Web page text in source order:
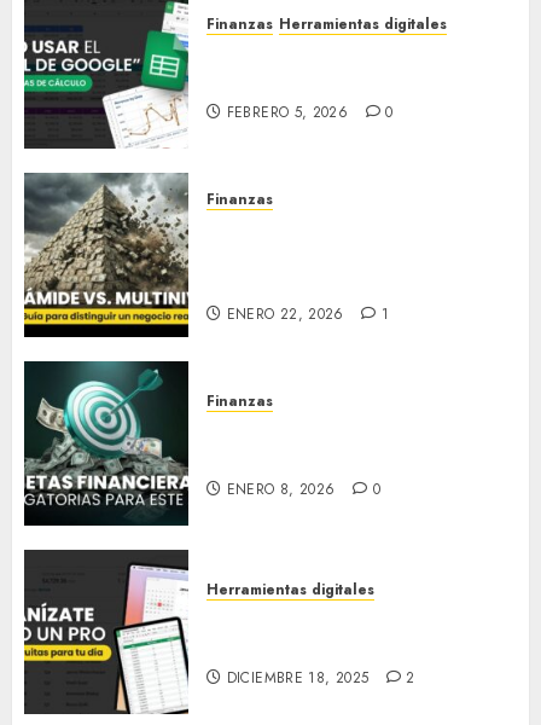
Finanzas Herramientas digitales
FEBRERO 5, 2026 0
Finanzas
ENERO 22, 2026 1
Finanzas
ENERO 8, 2026 0
Herramientas digitales
DICIEMBRE 18, 2025 2